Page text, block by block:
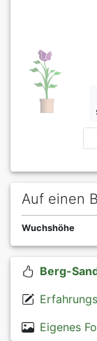
Auf einen
Wuchshöhe
Berg-
Eigenes